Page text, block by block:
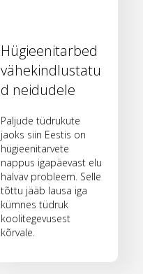
Hügieenitarbed
vähekindlustatu
d neidudele
Paljude tüdrukute
jaoks siin Eestis on
hügieenitarvete
nappus igapäevast elu
halvav probleem. Selle
tõttu jääb lausa iga
kümnes tüdruk
koolitegevusest
kõrvale.